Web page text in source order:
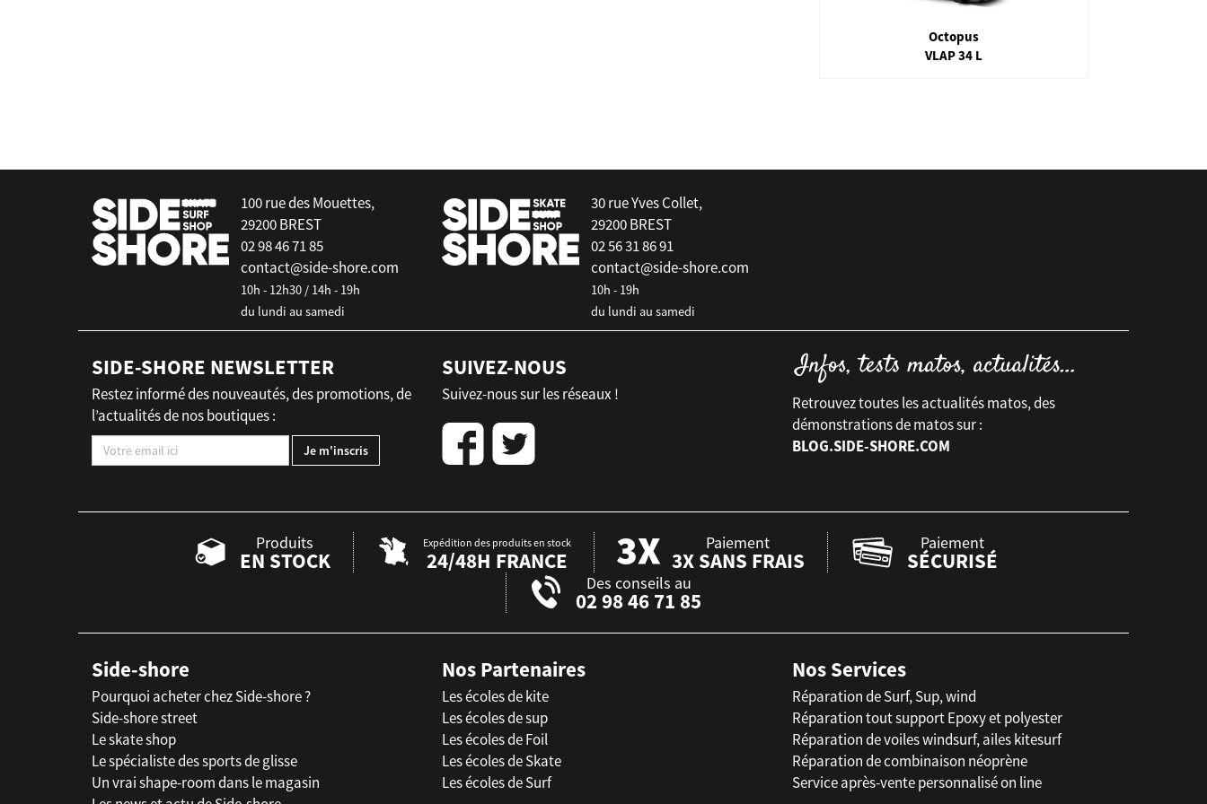
Octopus
VLAP 34 L
100 rue des Mouettes,
29200 BREST
02 98 46 71 85
contact@side-shore.com
10h - 12h30 / 14h - 19h
du lundi au samedi
30 rue Yves Collet,
29200 BREST
02 56 31 86 91
contact@side-shore.com
10h - 19h
du lundi au samedi
SIDE-SHORE NEWSLETTER
Restez informé des nouveautés, des promotions, de
l’actualités de nos boutiques :
SUIVEZ-NOUS
Suivez-nous sur les réseaux !
Retrouvez toutes les actualités matos, des
démonstrations de matos sur :
BLOG.SIDE-SHORE.COM
Produits
EN STOCK
Expédition des produits en stock
24/48H FRANCE
Paiement
3X SANS FRAIS
Paiement
SÉCURISÉ
Des conseils au
02 98 46 71 85
Side-shore
Pourquoi acheter chez Side-shore ?
Side-shore street
Le skate shop
Le spécialiste des sports de glisse
Un vrai shape-room dans le magasin
Nos Partenaires
Les écoles de kite
Les écoles de sup
Les écoles de Foil
Les écoles de Skate
Les écoles de Surf
Nos Services
Réparation de Surf, Sup, wind
Réparation tout support Epoxy et polyester
Réparation de voiles windsurf, ailes kitesurf
Réparation de combinaison néoprène
Service après-vente personnalisé on line